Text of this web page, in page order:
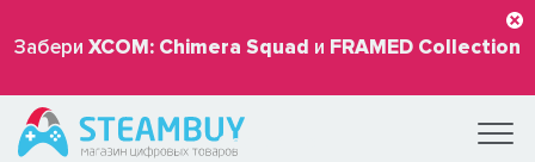
Забери XCOM: Chimera Squad и FRAMED Collection
бесплатно